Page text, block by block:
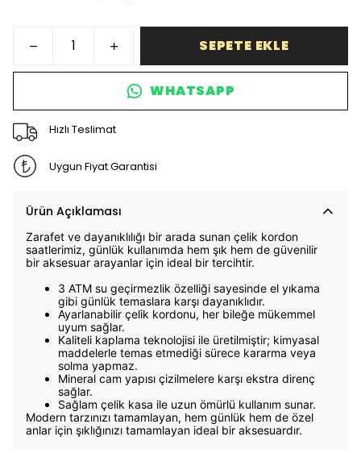
SEPETE EKLE
WHATSAPP
Hızlı Teslimat
Uygun Fiyat Garantisi
Ürün Açıklaması
Zarafet ve dayanıklılığı bir arada sunan çelik kordon
saatlerimiz, günlük kullanımda hem şık hem de güvenilir
bir aksesuar arayanlar için ideal bir tercihtir.
3 ATM su geçirmezlik özelliği sayesinde el yıkama
gibi günlük temaslara karşı dayanıklıdır.
Ayarlanabilir çelik kordonu, her bileğe mükemmel
uyum sağlar.
Kaliteli kaplama teknolojisi ile üretilmiştir; kimyasal
maddelerle temas etmediği sürece kararma veya
solma yapmaz.
Mineral cam yapısı çizilmelere karşı ekstra direnç
sağlar.
Sağlam çelik kasa ile uzun ömürlü kullanım sunar.
Modern tarzınızı tamamlayan, hem günlük hem de özel
anlar için şıklığınızı tamamlayan ideal bir aksesuardır.